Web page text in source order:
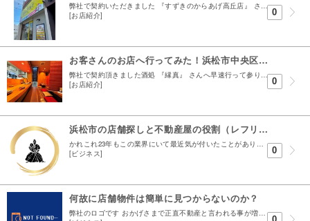
弊社で契約いただきました 『すずきのからあげ高丘店』 さんへ行って参りました！ 場所は高丘1丁目吉野街道沿いの並びの店舗の角にあります♪ 個人的に私が18.19歳の時にこのすぐ隣の隣にある ホ...
[お店紹介]
0
お客さんのお店へ行ってみた！浜松市中央区中央2丁目オープンした居酒屋『縁真』さんへ
弊社で契約頂きました酒処 『縁真』 さんへ早速行って参りました！ 場所は浜松市中央区中央２丁目15-6TKビル1階にありますよ♪ 所々に光る無垢材のカウンターやテーブルが素敵♪ 居抜き店舗とし...
[お店紹介]
0
浜松市の店舗探しと不動産屋の役割（レフリー理論）
かれこれ23年もこの業界にいて最近気が付いたことがあります 不動産屋の役割って何だろう、そりゃ仲介っていうくらいなんだから間に立つ事だろうと ただあんまり具体的に分かりやすく言えないよなってぼ...
[ビジネス]
0
何故に店舗物件は簡単に見つからないのか？
弊社のロゴです おかげさまで正直不動産と言われる事が増えました 似てます、不動産も同じですし。 風が吹いてきたことは一度もないんですが ただ、ここで訂正しておきたい ロゴ自体 HPを作成してい...